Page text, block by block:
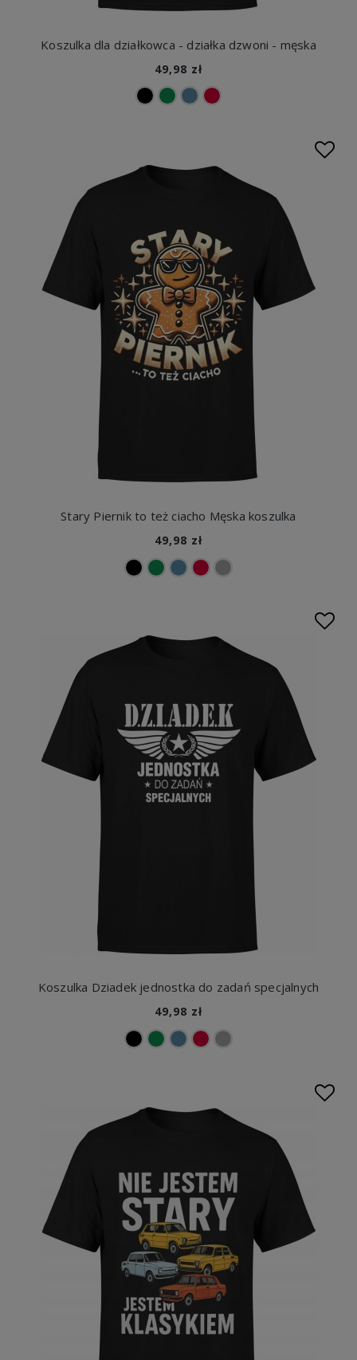
Koszulka dla działkowca - działka dzwoni - męska
49,98 zł
Stary Piernik to też ciacho Męska koszulka
49,98 zł
Koszulka Dziadek jednostka do zadań specjalnych
49,98 zł